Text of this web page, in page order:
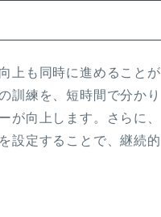
上も同時に進めることが
訓練を、短時間で分かり
が向上します。さらに、
設定することで、継続的